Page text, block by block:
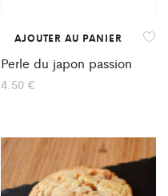
AJOUTER AU PANIER
Perle du japon passion
4.50 €